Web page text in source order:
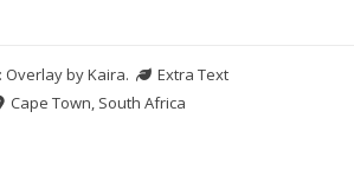
Overlay byKaira.
Extra Text
Cape Town, South Africa